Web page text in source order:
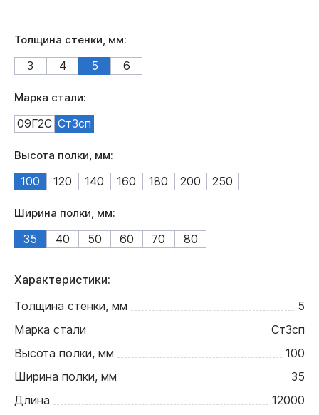
Толщина стенки, мм:
3 4 5 6
Марка стали:
09Г2С Ст3сп
Высота полки, мм:
100 120 140 160 180 200 250
Ширина полки, мм:
35 40 50 60 70 80
Характеристики:
Толщина стенки, мм
5
Марка стали
Ст3сп
Высота полки, мм
100
Ширина полки, мм
35
Длина
12000